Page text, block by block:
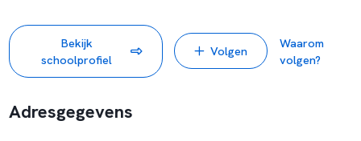
gezien als een kleine 'school' waarbinnen het dagelijks
onderwijs voor de leerling wordt verzorgd. De afdelingen
zijn weer ondergebracht in drie sectoren, die worden geleid
onderwijs in de verschillende afdelingen en sectoren goed
Bekijk
schoolprofiel
Volgen
Waarom
volgen?
Adresgegevens